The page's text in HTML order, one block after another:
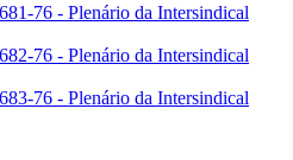
76 - Plenário da Intersindical
76 - Plenário da Intersindical
76 - Plenário da Intersindical